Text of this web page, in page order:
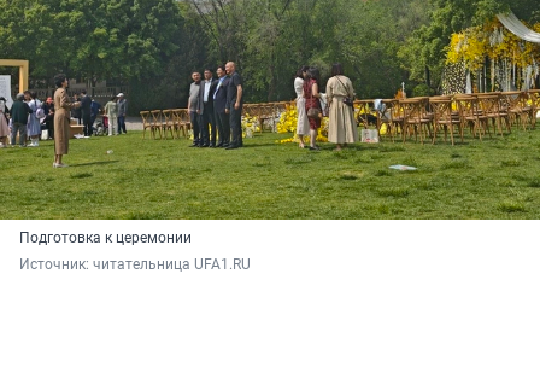
Подготовка к церемонии
Источник: читательница UFA1.RU